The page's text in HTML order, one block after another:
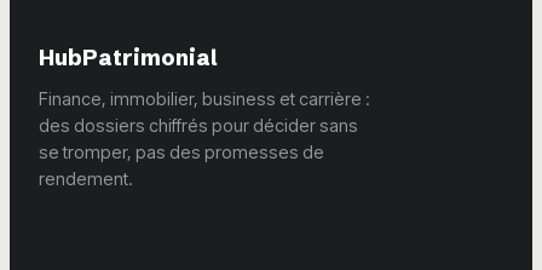
HubPatrimonial
Finance, immobilier, business et carrière :
des dossiers chiffrés pour décider sans
se tromper, pas des promesses de
rendement.